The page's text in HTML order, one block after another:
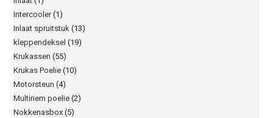
Intercooler (1)
Inlaat spruitstuk (13)
kleppendeksel (19)
Krukassen (55)
Krukas Poelie (10)
Motorsteun (4)
Multiriem poelie (2)
Nokkenasbox (5)